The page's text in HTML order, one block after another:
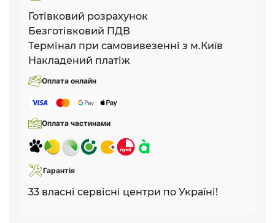
Готівковий розрахунок
Безготівковий ПДВ
Термінал при самовивезенні з м.Київ
Накладений платіж
Оплата онлайн
Оплата частинами
Гарантія
33 власні сервісні центри по Україні!